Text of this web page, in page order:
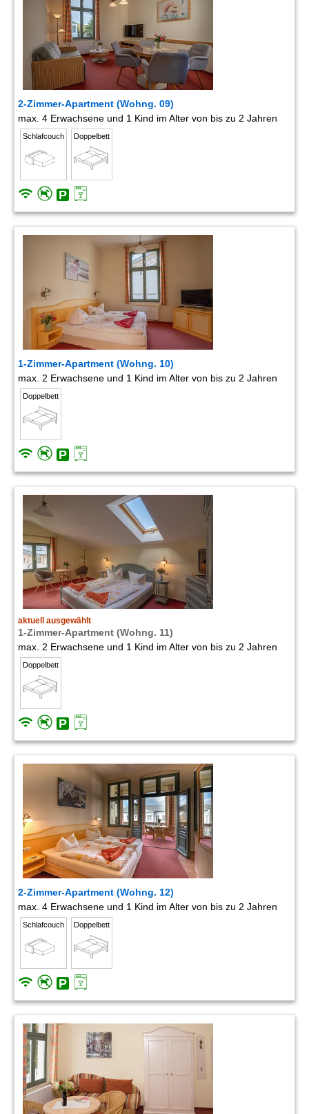
2-Zimmer-Apartment (Wohng. 09)
max. 4 Erwachsene und 1 Kind im Alter von bis zu 2 Jahren
Schlafcouch Doppelbett
1-Zimmer-Apartment (Wohng. 10)
max. 2 Erwachsene und 1 Kind im Alter von bis zu 2 Jahren
Doppelbett
aktuell ausgewählt
1-Zimmer-Apartment (Wohng. 11)
max. 2 Erwachsene und 1 Kind im Alter von bis zu 2 Jahren
Doppelbett
2-Zimmer-Apartment (Wohng. 12)
max. 4 Erwachsene und 1 Kind im Alter von bis zu 2 Jahren
Schlafcouch Doppelbett